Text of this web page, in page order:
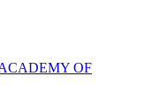
OF